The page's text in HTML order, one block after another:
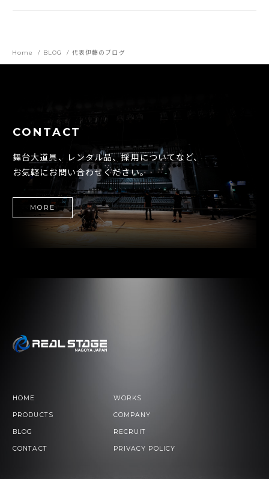
Home BLOG 代表伊藤のブログ
CONTACT
舞台大道具、レンタル品、採用についてなど、
お気軽にお問い合わせください。
MORE
HOME WORKS
PRODUCTS COMPANY
BLOG RECRUIT
CONTACT PRIVACY POLICY